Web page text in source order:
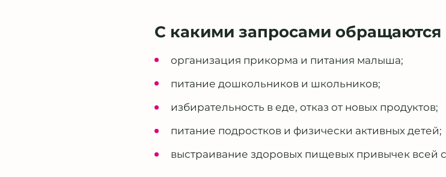
С какими запросами обращаются
организация прикорма и питания малыша;
питание дошкольников и школьников;
избирательность в еде, отказ от новых продуктов;
питание подростков и физически активных детей;
выстраивание здоровых пищевых привычек всей